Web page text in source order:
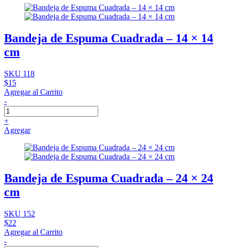
Bandeja de Espuma Cuadrada – 14 × 14
cm
SKU 118
$15
Agregar al Carrito
-
+
Agregar
Bandeja de Espuma Cuadrada – 24 × 24
cm
SKU 152
$22
Agregar al Carrito
-